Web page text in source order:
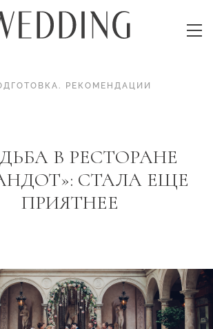
. РЕКОМЕНДАЦИИ
В РЕСТОРАНЕ
СТАЛА ЕЩЕ
ПРИЯТНЕЕ